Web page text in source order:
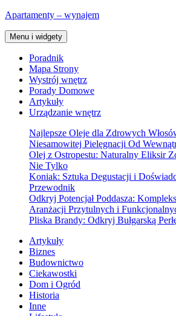
Przejdź
treści
Apartamenty – wynajem
Menu i widgety
Poradnik
Mapa Strony
Wystrój wnętrz
Porady Domowe
Artykuły
Urządzanie wnętrz
Najlepsze Oleje dla Zdrowych
Niesamowitej Pielęgnacji Od
Olej z Ostropestu: Naturalny Eliksir
Nie Tylko
Koniak: Sztuka Degustacji i
Przewodnik
Odkryj Potencjał Poddasza:
Aranżacji Przytulnych i
Pliska Brandy: Odkryj Bułgarską
Artykuły
Biznes
Budownictwo
Ciekawostki
Dom i Ogród
Historia
Inne